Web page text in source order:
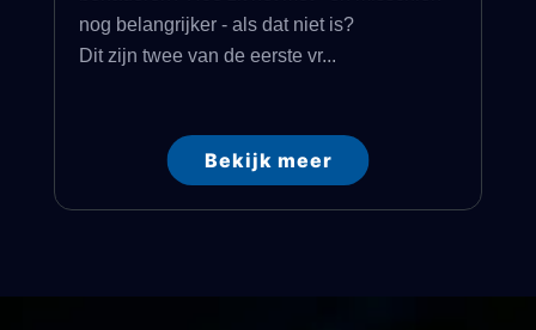
nog belangrijker - als dat niet is?
Dit zijn twee van de eerste vr...
Bekijk meer